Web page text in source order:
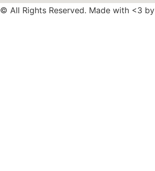
© All Rights Reserved. Made with <3 by